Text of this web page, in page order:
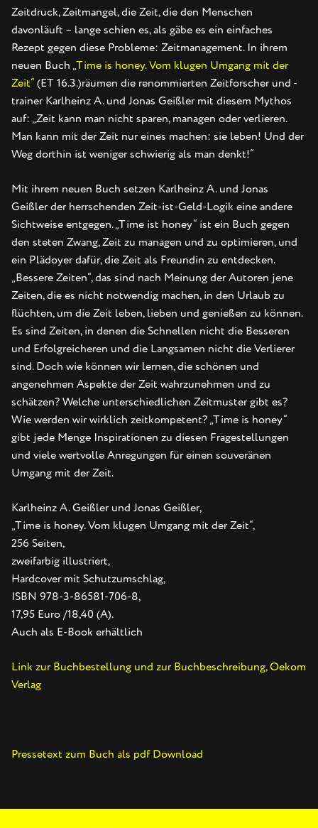
Zeitdruck, Zeitmangel, die Zeit, die den Menschen
davonläuft – lange schien es, als gäbe es ein einfaches
Rezept gegen diese Probleme: Zeitmanagement. In ihrem
neuen Buch „Time is honey. Vom klugen Umgang mit der
Zeit“ (ET 16.3.)räumen die renommierten Zeitforscher und -
trainer Karlheinz A. und Jonas Geißler mit diesem Mythos
auf: „Zeit kann man nicht sparen, managen oder verlieren.
Man kann mit der Zeit nur eines machen: sie leben! Und der
Weg dorthin ist weniger schwierig als man denkt!“
Mit ihrem neuen Buch setzen Karlheinz A. und Jonas
Geißler der herrschenden Zeit-ist-Geld-Logik eine andere
Sichtweise entgegen. „Time ist honey“ ist ein Buch gegen
den steten Zwang, Zeit zu managen und zu optimieren, und
ein Plädoyer dafür, die Zeit als Freundin zu entdecken.
„Bessere Zeiten“, das sind nach Meinung der Autoren jene
Zeiten, die es nicht notwendig machen, in den Urlaub zu
flüchten, um die Zeit leben, lieben und genießen zu können.
Es sind Zeiten, in denen die Schnellen nicht die Besseren
und Erfolgreicheren und die Langsamen nicht die Verlierer
sind. Doch wie können wir lernen, die schönen und
angenehmen Aspekte der Zeit wahrzunehmen und zu
schätzen? Welche unterschiedlichen Zeitmuster gibt es?
Wie werden wir wirklich zeitkompetent? „Time is honey“
gibt jede Menge Inspirationen zu diesen Fragestellungen
und viele wertvolle Anregungen für einen souveränen
Umgang mit der Zeit.
Karlheinz A. Geißler und Jonas Geißler,
„Time is honey. Vom klugen Umgang mit der Zeit“,
256 Seiten,
zweifarbig illustriert,
Hardcover mit Schutzumschlag,
ISBN 978-3-86581-706-8,
17,95 Euro /18,40 (A).
Auch als E-Book erhältlich
Link zur Buchbestellung und zur Buchbeschreibung, Oekom
Verlag
Pressetext zum Buch als pdf Download